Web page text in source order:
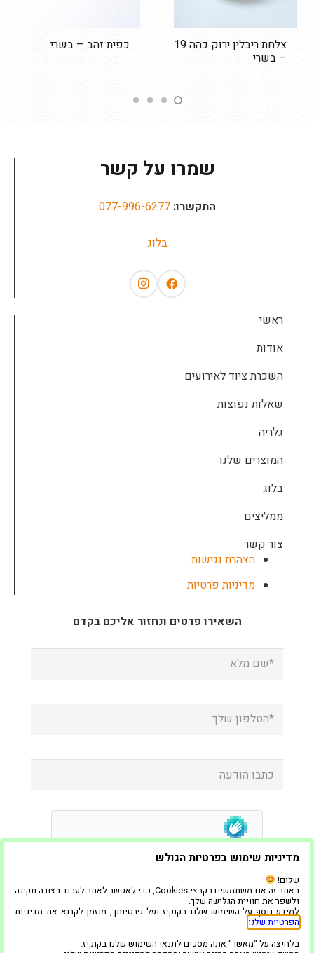
צלחת ריבלין ירוק כהה 19
– בשרי
כפית זהב – בשרי
שמרו על קשר
התקשרו: 077-996-6277
בלוג
ראשי
אודות
השכרת ציוד לאירועים
שאלות נפוצות
גלריה
המוצרים שלנו
בלוג
ממליצים
צור קשר
הצהרת נגישות
מדיניות פרטיות
השאירו פרטים ונחזור אליכם בקדם
מדיניות שימוש בפרטיות הגולש
שלום!
באתר זה אנו משתמשים בקבצי Cookies, כדי לאפשר לאתר לעבוד בצורה תקינה
ולשפר את חוויית הגלישה שלך.
למידע נוסף על השימוש שלנו בקוקיז ועל פרטיותך, מוזמן לקרוא את מדיניות
הפרטיות שלנו
בלחיצה על "מאשר" אתה מסכים לתנאי השימוש שלנו בקוקיז.